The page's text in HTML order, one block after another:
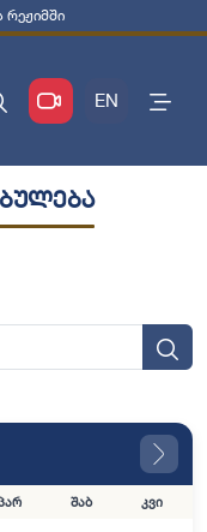
რეჟიმში
EN
შაბ კვი